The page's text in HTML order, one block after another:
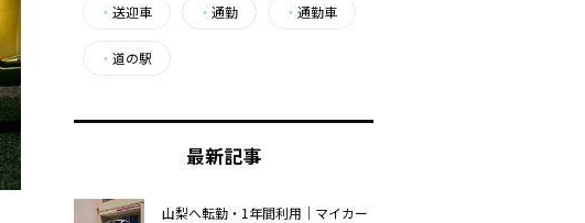
・ 送迎車 ・ 通勤 ・ 通勤車
・ 道の駅
最新記事
山梨へ転勤・1年間利用｜マイカー